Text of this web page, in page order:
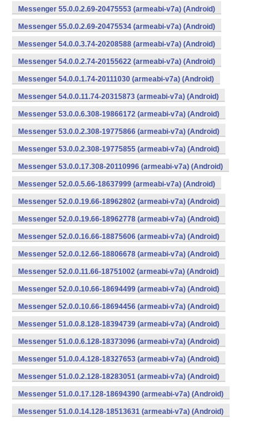
Messenger 55.0.0.2.69-20475553 (armeabi-v7a) (Android)
Messenger 55.0.0.2.69-20475534 (armeabi-v7a) (Android)
Messenger 54.0.0.3.74-20208588 (armeabi-v7a) (Android)
Messenger 54.0.0.2.74-20155622 (armeabi-v7a) (Android)
Messenger 54.0.0.1.74-20111030 (armeabi-v7a) (Android)
Messenger 54.0.0.11.74-20315873 (armeabi-v7a) (Android)
Messenger 53.0.0.6.308-19866172 (armeabi-v7a) (Android)
Messenger 53.0.0.2.308-19775866 (armeabi-v7a) (Android)
Messenger 53.0.0.2.308-19775855 (armeabi-v7a) (Android)
Messenger 53.0.0.17.308-20110996 (armeabi-v7a) (Android)
Messenger 52.0.0.5.66-18637999 (armeabi-v7a) (Android)
Messenger 52.0.0.19.66-18962802 (armeabi-v7a) (Android)
Messenger 52.0.0.19.66-18962778 (armeabi-v7a) (Android)
Messenger 52.0.0.16.66-18875606 (armeabi-v7a) (Android)
Messenger 52.0.0.12.66-18806678 (armeabi-v7a) (Android)
Messenger 52.0.0.11.66-18751002 (armeabi-v7a) (Android)
Messenger 52.0.0.10.66-18694499 (armeabi-v7a) (Android)
Messenger 52.0.0.10.66-18694456 (armeabi-v7a) (Android)
Messenger 51.0.0.8.128-18394739 (armeabi-v7a) (Android)
Messenger 51.0.0.6.128-18373096 (armeabi-v7a) (Android)
Messenger 51.0.0.4.128-18327653 (armeabi-v7a) (Android)
Messenger 51.0.0.2.128-18283051 (armeabi-v7a) (Android)
Messenger 51.0.0.17.128-18694390 (armeabi-v7a) (Android)
Messenger 51.0.0.14.128-18513631 (armeabi-v7a) (Android)